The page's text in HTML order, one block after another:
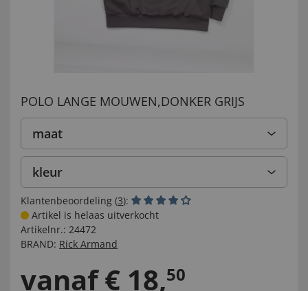
POLO LANGE MOUWEN,DONKER GRIJS
maat
kleur
Klantenbeoordeling (3):
Artikel is helaas uitverkocht
Artikelnr.: 24472
BRAND: Rick Armand
vanaf € 18,50